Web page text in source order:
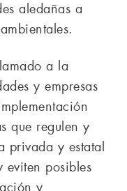
aledañas a
a la
y empresas
que regulen y
privada y estatal
eviten posibles
y